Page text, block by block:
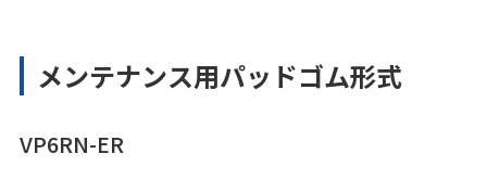
メンテナンス用パッドゴム形式
VP6RN-ER